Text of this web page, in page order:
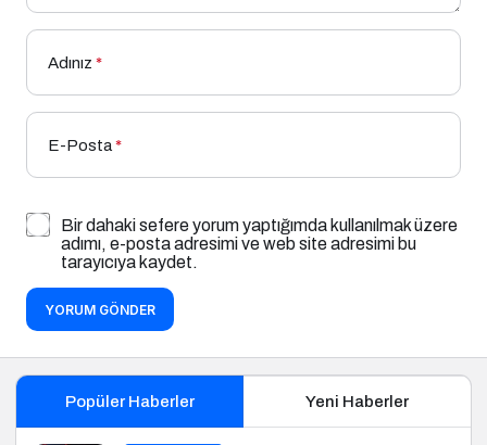
Adınız *
E-Posta*
Bir dahaki sefere yorum yaptığımda kullanılmak üzere
adımı, e-posta adresimi ve web site adresimi bu
tarayıcıya kaydet.
YORUM GÖNDER
Popüler Haberler Yeni Haberler